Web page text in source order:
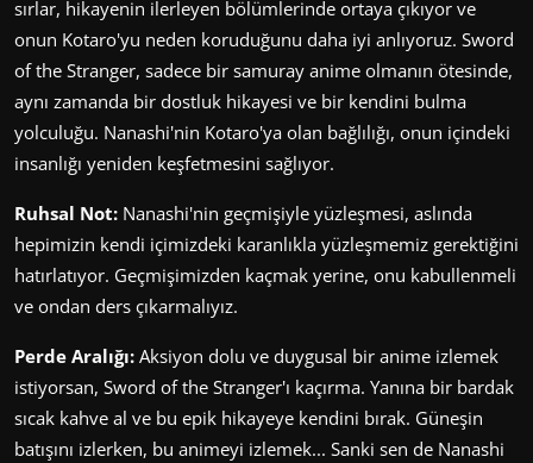
sırlar, hikayenin ilerleyen bölümlerinde ortaya çıkıyor ve
onun Kotaro'yu neden koruduğunu daha iyi anlıyoruz. Sword
of the Stranger, sadece bir samuray anime olmanın ötesinde,
aynı zamanda bir dostluk hikayesi ve bir kendini bulma
yolculuğu. Nanashi'nin Kotaro'ya olan bağlılığı, onun içindeki
insanlığı yeniden keşfetmesini sağlıyor.
Ruhsal Not: Nanashi'nin geçmişiyle yüzleşmesi, aslında
hepimizin kendi içimizdeki karanlıkla yüzleşmemiz gerektiğini
hatırlatıyor. Geçmişimizden kaçmak yerine, onu kabullenmeli
ve ondan ders çıkarmalıyız.
Perde Aralığı: Aksiyon dolu ve duygusal bir anime izlemek
istiyorsan, Sword of the Stranger'ı kaçırma. Yanına bir bardak
sıcak kahve al ve bu epik hikayeye kendini bırak. Güneşin
batışını izlerken, bu animeyi izlemek... Sanki sen de Nanashi